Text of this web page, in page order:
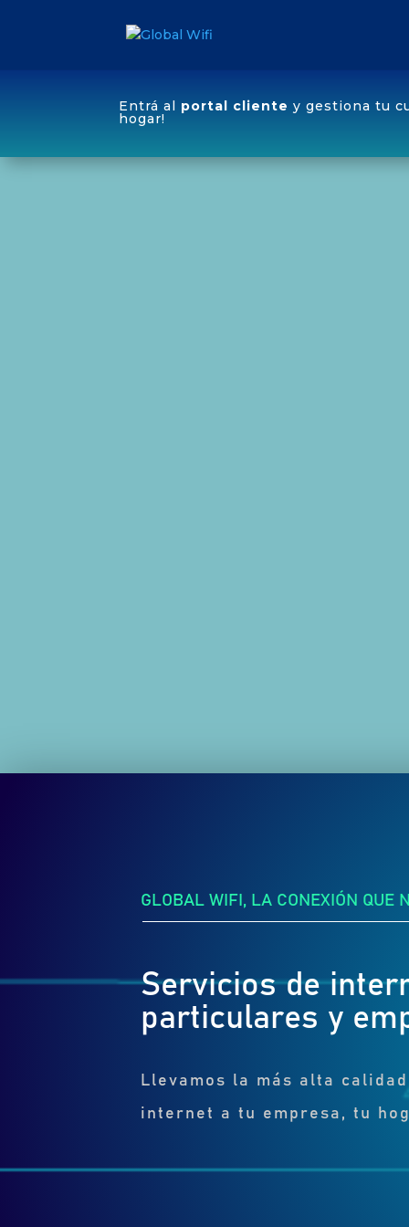
Entrá al portal cliente y gestiona tu
hogar!
GLOBAL WIFI, LA CONEXIÓN QUE
Servicios de
particulares y
Llevamos la más alta
internet a tu empresa, tu